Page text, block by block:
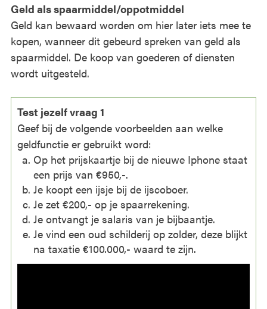
Geld als spaarmiddel/oppotmiddel
Geld kan bewaard worden om hier later iets mee te
kopen, wanneer dit gebeurd spreken van geld als
spaarmiddel. De koop van goederen of diensten
wordt uitgesteld.
Test jezelf vraag 1
Geef bij de volgende voorbeelden aan welke
geldfunctie er gebruikt word:
Op het prijskaartje bij de nieuwe Iphone staat
een prijs van €950,-.
Je koopt een ijsje bij de ijscoboer.
Je zet €200,- op je spaarrekening.
Je ontvangt je salaris van je bijbaantje.
Je vind een oud schilderij op zolder, deze blijkt
na taxatie €100.000,- waard te zijn.